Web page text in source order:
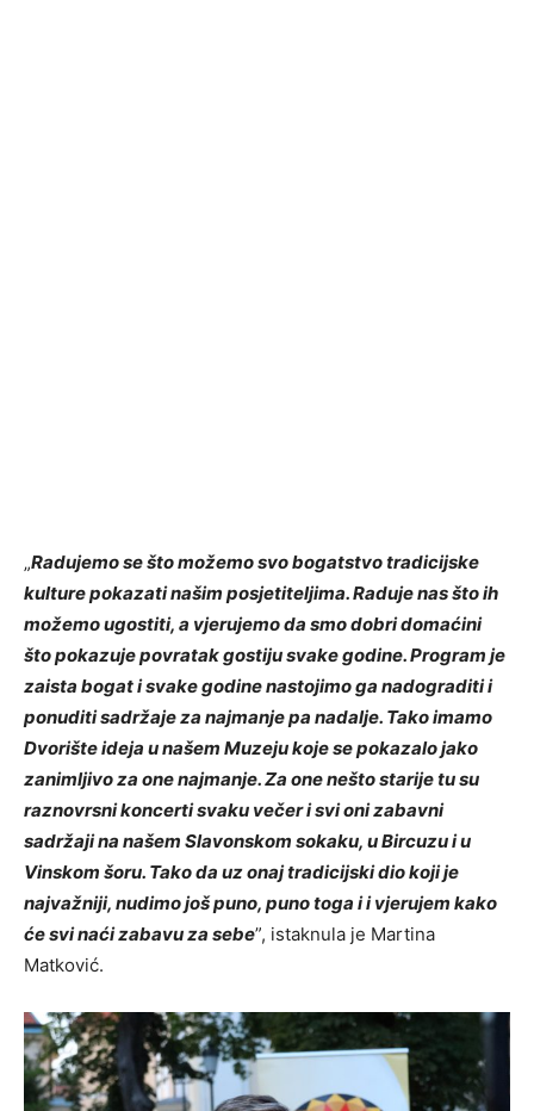
„Radujemo se što možemo svo bogatstvo tradicijske
kulture pokazati našim posjetiteljima. Raduje nas što ih
možemo ugostiti, a vjerujemo da smo dobri domaćini
što pokazuje povratak gostiju svake godine. Program je
zaista bogat i svake godine nastojimo ga nadograditi i
ponuditi sadržaje za najmanje pa nadalje. Tako imamo
Dvorište ideja u našem Muzeju koje se pokazalo jako
zanimljivo za one najmanje. Za one nešto starije tu su
raznovrsni koncerti svaku večer i svi oni zabavni
sadržaji na našem Slavonskom sokaku, u Bircuzu i u
Vinskom šoru. Tako da uz onaj tradicijski dio koji je
najvažniji, nudimo još puno, puno toga i i vjerujem kako
će svi naći zabavu za sebe”, istaknula je Martina
Matković.